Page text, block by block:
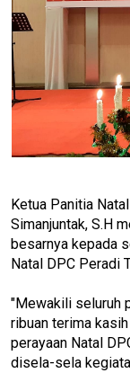
Ketua Panitia
Simanjuntak, S.H
besarnya kepada
Natal DPC Peradi
"Mewakili seluruh
ribuan terima
perayaan Natal
disela-sela